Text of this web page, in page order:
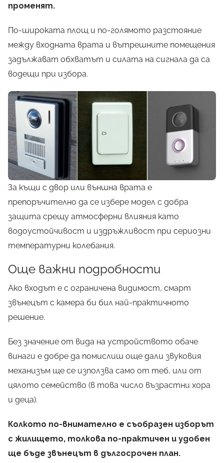
променят.
По-широката площ и по-голямото разстояние
между входната врата и вътрешните помещения
задължават обхватът и силата на сигнала да са
водещи при избора.
За къщи с двор или външна врата е
препоръчително да се избере модел с добра
защита срещу атмосферни влияния като
водоустойчивост и издръжливост при сериозни
температурни колебания.
Още важни подробности
Ако входът е с ограничена видимост, смарт
звънецът с камера би бил най-практичното
решение.
Без значение от вида на устройството обаче
винаги е добре да помислиш още дали звуковия
механизъм ще се използва само от теб, или от
цялото семейство (в това число възрастни хора
и деца).
Колкото по-внимателно е съобразен изборът
с жилището, толкова по-практичен и удобен
ще бъде звънецът в дългосрочен план.